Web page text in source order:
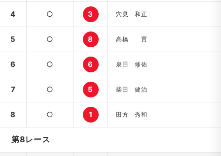
4 ○ 3 穴見 和正
5 ○ 8 高橋 貢
6 ○ 6 泉田 修佑
7 ○ 5 柴田 健治
8 ○ 1 田方 秀和
第8レース